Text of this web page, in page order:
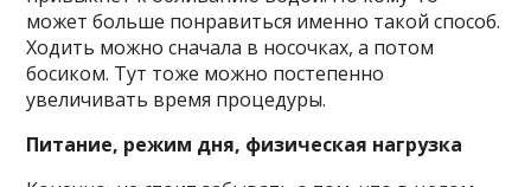
может больше понравиться именно такой способ.
Ходить можно сначала в носочках, а потом
босиком. Тут тоже можно постепенно
увеличивать время процедуры.
Питание, режим дня, физическая нагрузка